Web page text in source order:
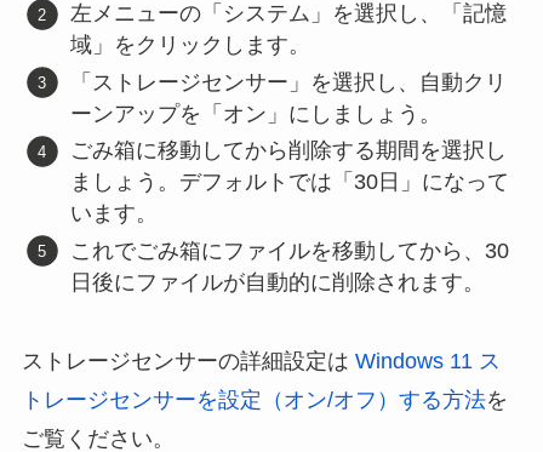
左メニューの「システム」を選択し、「記憶
域」をクリックします。
「ストレージセンサー」を選択し、自動クリ
ーンアップを「オン」にしましょう。
ごみ箱に移動してから削除する期間を選択し
ましょう。デフォルトでは「30日」になって
います。
これでごみ箱にファイルを移動してから、30
日後にファイルが自動的に削除されます。
ストレージセンサーの詳細設定は Windows 11 ス
トレージセンサーを設定（オン/オフ）する方法を
ご覧ください。